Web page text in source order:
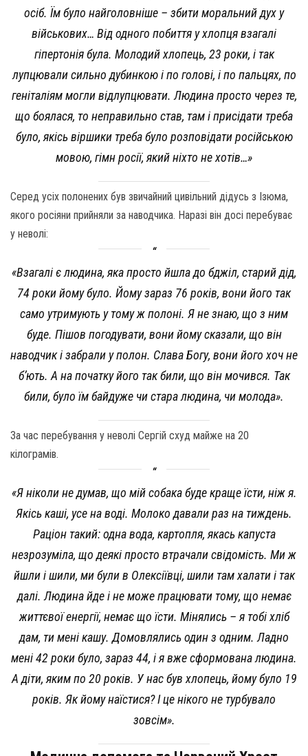
осіб. Їм було найголовніше – збити моральний дух у
військових… Від одного побиття у хлопця взагалі
гіпертонія була. Молодий хлопець, 23 роки, і так
лупцювали сильно дубинкою і по голові, і по пальцях, по
геніталіям могли відлупцювати. Людина просто через те,
що боялася, то неправильно став, там і присідати треба
було, якісь віршики треба було розповідати російською
мовою, гімн росії, який ніхто не хотів…»
Серед усіх полонених був звичайний цивільний дідусь з Ізюма,
якого росіяни прийняли за наводчика. Наразі він досі перебуває
у неволі:
«Взагалі є людина, яка просто йшла до бджіл, старий дід,
74 роки йому було. Йому зараз 76 років, вони його так
само утримують у тому ж полоні. Я не знаю, що з ним
буде. Пішов погодувати, вони йому сказали, що він
наводчик і забрали у полон. Слава Богу, вони його хоч не
б’ють. А на початку його так били, що він мочився. Так
били, було їм байдуже чи стара людина, чи молода».
За час перебування у неволі Сергій схуд майже на 20
кілограмів.
«Я ніколи не думав, що мій собака буде краще їсти, ніж я.
Якісь каші, усе на воді. Молоко давали раз на тиждень.
Раціон такий: одна вода, картопля, якась капуста
незрозуміла, що деякі просто втрачали свідомість. Ми ж
йшли і шили, ми були в Олексіївці, шили там халати і так
далі. Людина йде і не може працювати тому, що немає
життєвої енергії, немає що їсти. Мінялись – я тобі хліб
дам, ти мені кашу. Домовлялись один з одним. Ладно
мені 42 роки було, зараз 44, і я вже сформована людина.
А діти, яким по 20 років. У нас був хлопець, йому було 19
років. Як йому наїстися? І це нікого не турбувало
зовсім».